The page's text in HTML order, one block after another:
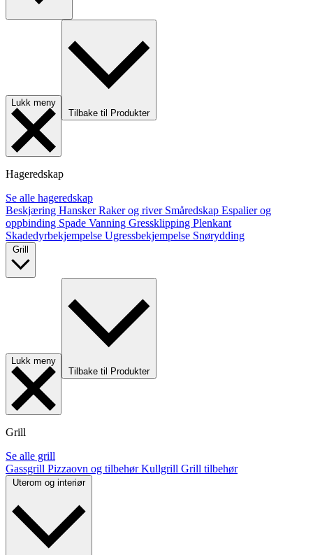
Lukk meny
Tilbake til Produkter
Hageredskap
Se alle hageredskap
Beskjæring HanskerRaker og river Småredskap Espalier og
oppbinding Spade Vanning Gressklipping Plenkant
Skadedyrbekjempelse Ugressbekjempelse Snørydding
Lukk meny
Tilbake til Produkter
Grill
Se alle grill
Gassgrill Pizzaovn og tilbehørKullgrill Grill tilbehør
Uterom og interiør